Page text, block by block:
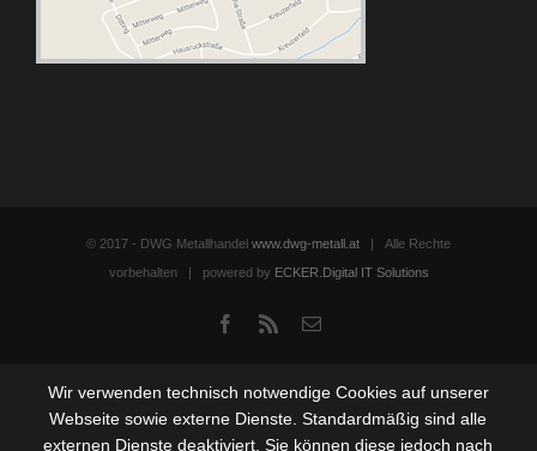
© 2017 - DWG Metallhandel www.dwg-metall.at | Alle Rechte
vorbehalten | powered by ECKER.Digital IT Solutions
Facebook
Rss Email
Wir verwenden technisch notwendige Cookies auf unserer
Webseite sowie externe Dienste. Standardmäßig sind alle
externen Dienste deaktiviert. Sie können diese jedoch nach